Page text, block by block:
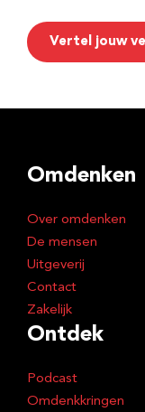
Vertel jouw
Omdenken
Over omdenken
De mensen
Uitgeverij
Contact
Zakelijk
Ontdek
Podcast
Omdenkkringen